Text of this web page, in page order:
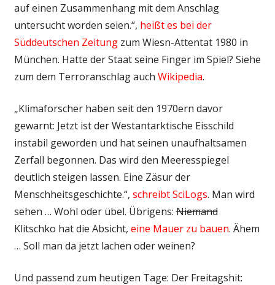
auf einen Zusammenhang mit dem Anschlag
untersucht worden seien.“, heißt es bei der
Süddeutschen Zeitungzum Wiesn-Attentat 1980 in
München. Hatte der Staat seine Finger im Spiel? Siehe
zum dem Terroranschlag auch Wikipedia.
„Klimaforscher haben seit den 1970ern davor
gewarnt: Jetzt ist der Westantarktische Eisschild
instabil geworden und hat seinen unaufhaltsamen
Zerfall begonnen. Das wird den Meeresspiegel
deutlich steigen lassen. Eine Zäsur der
Menschheitsgeschichte.“, schreibt SciLogs. Man wird
sehen … Wohl oder übel. Übrigens:Niemand
Klitschko hat die Absicht, eine Mauer zu bauen. Ähem
… Soll man da jetzt lachen oder weinen?
Und passend zum heutigen Tage: Der Freitagshit: